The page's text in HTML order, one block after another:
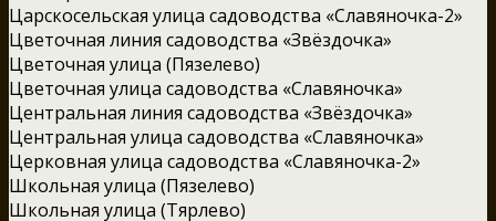
Царскосельская улица садоводства «Славяночка-2»
Цветочная линия садоводства «Звёздочка»
Цветочная улица (Пязелево)
Цветочная улица садоводства «Славяночка»
Центральная линия садоводства «Звёздочка»
Центральная улица садоводства «Славяночка»
Церковная улица садоводства «Славяночка-2»
Школьная улица (Пязелево)
Школьная улица (Тярлево)